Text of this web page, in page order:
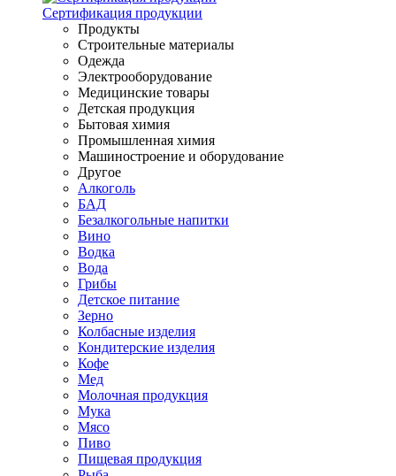
Сертификация продукции
Продукты
Строительные материалы
Одежда
Электрооборудование
Медицинские товары
Детская продукция
Бытовая химия
Промышленная химия
Машиностроение и оборудование
Другое
Алкоголь
БАД
Безалкогольные напитки
Вино
Водка
Вода
Грибы
Детское питание
Зерно
Колбасные изделия
Кондитерские изделия
Кофе
Мед
Молочная продукция
Мука
Мясо
Пиво
Пищевая продукция